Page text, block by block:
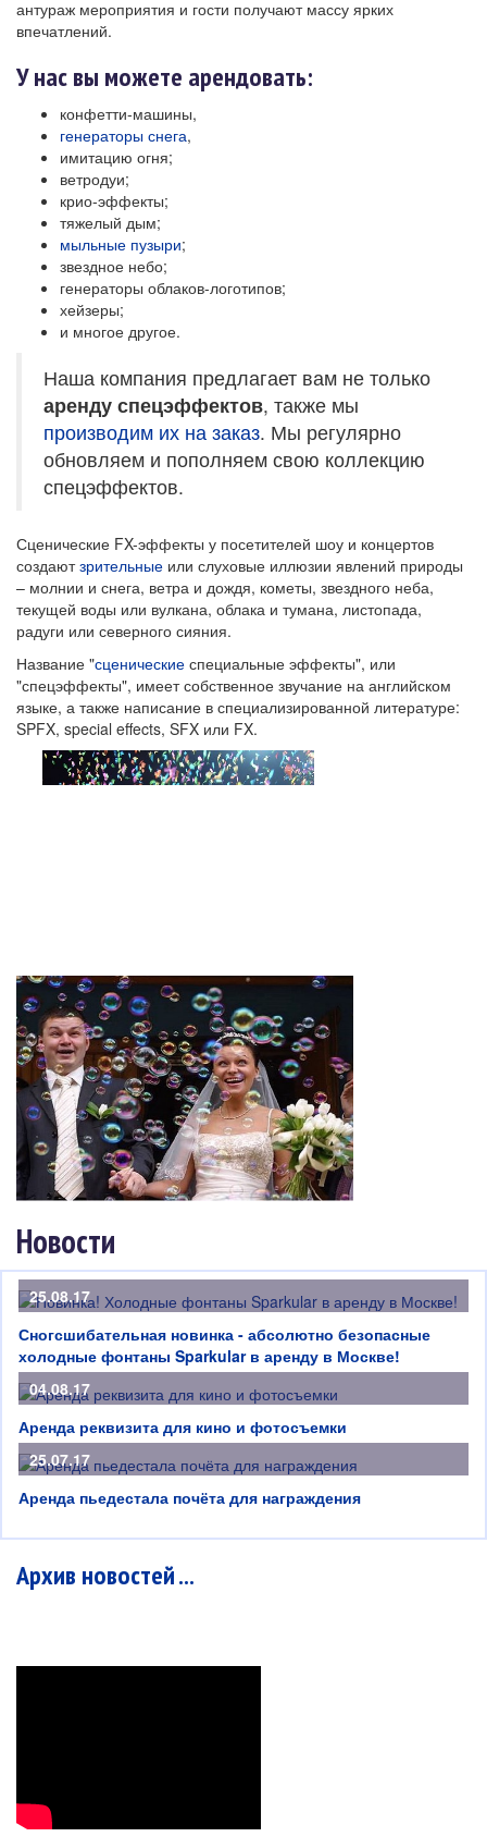
антураж мероприятия и гости получают массу ярких
впечатлений.
У нас вы можете арендовать:
конфетти-машины,
генераторы снега,
имитацию огня;
ветродуи;
крио-эффекты;
тяжелый дым;
мыльные пузыри;
звездное небо;
генераторы облаков-логотипов;
хейзеры;
и многое другое.
Наша компания предлагает вам не только
аренду спецэффектов, также мы
производим их на заказ. Мы регулярно
обновляем и пополняем свою коллекцию
спецэффектов.
Сценические FX-эффекты у посетителей шоу и концертов
создаютзрительные или слуховые иллюзии явлений природы
– молнии и снега, ветра и дождя, кометы, звездного неба,
текущей воды или вулкана, облака и тумана, листопада,
радуги или северного сияния.
Название "сценические специальные эффекты", или
"спецэффекты", имеет собственное звучание на английском
языке, а также написание в специализированной литературе:
SPFX, special effects, SFX или FX.
Новости
25.08.17
Сногсшибательная новинка - абсолютно безопасные
холодные фонтаны Sparkular в аренду в Москве!
04.08.17
Аренда реквизита для кино и фотосъемки
25.07.17
Аренда пьедестала почёта для награждения
Архив новостей ...